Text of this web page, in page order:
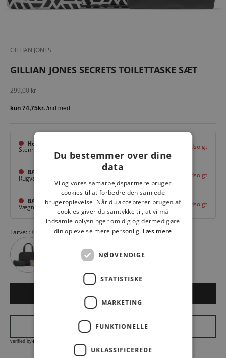
GILLIAN JONES
GILLIAN JONES SECRETS TOILETTASKE SÆT
Salgspris
299,00 kr
Hovedlager
Stenhuggervej 10, Udsolgt
BAGGI Tarup Center
Rugvang 36, Udsolgt
BAGGI Nyborg
Vægtergade 1,Nyborg Udsolgt
Farve: GRAFIC 092
Du bestemmer over dine
data
Vi og vores samarbejdspartnere bruger
cookies til at forbedre den samlede
brugeroplevelse. Når du accepterer brugen af
cookies giver du samtykke til, at vi må
indsamle oplysninger om dig og dermed gøre
din oplevelse mere personlig. Læs mere
NØDVENDIGE
STATISTISKE
MARKETING
FUNKTIONELLE
UKLASSIFICEREDE